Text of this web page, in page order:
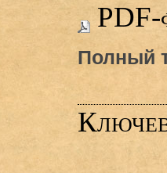
PDF-
Полный